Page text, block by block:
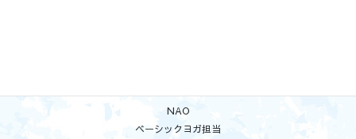
NAO
ベーシックヨガ担当